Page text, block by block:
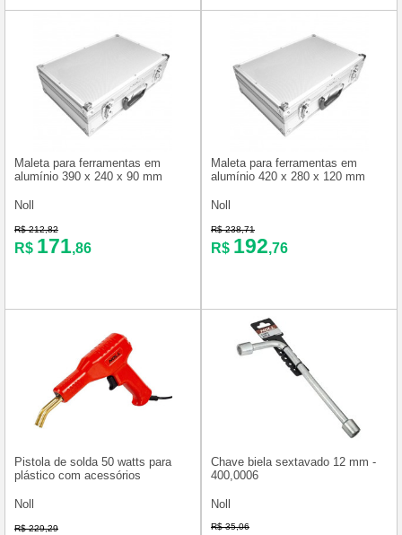
Maleta para ferramentas em
alumínio 390 x 240 x 90 mm
Noll
R$ 212,82
R$ 171,86
Maleta para ferramentas em
alumínio 420 x 280 x 120 mm
Noll
R$ 238,71
R$ 192,76
Pistola de solda 50 watts para
plástico com acessórios
Noll
R$ 229,29
Chave biela sextavado 12 mm -
400,0006
Noll
R$ 35,06